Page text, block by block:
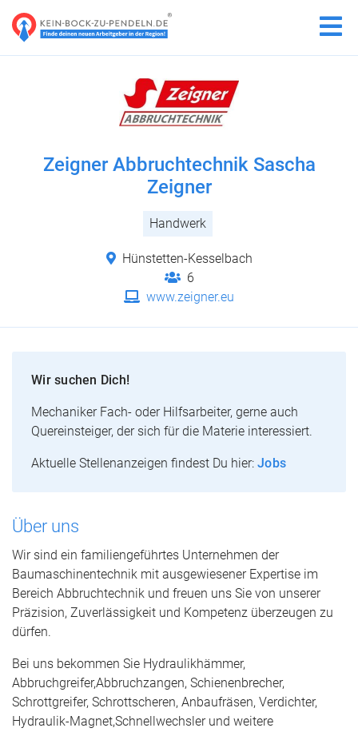
Zeigner Abbruchtechnik Sascha
Zeigner
Handwerk
Hünstetten-Kesselbach
6
www.zeigner.eu
Wir suchen Dich!
Mechaniker Fach- oder Hilfsarbeiter, gerne auch
Quereinsteiger, der sich für die Materie interessiert.
Aktuelle Stellenanzeigen findest Du hier: Jobs
Über uns
Wir sind ein familiengeführtes Unternehmen der
Baumaschinentechnik mit ausgewiesener Expertise im
Bereich Abbruchtechnik und freuen uns Sie von unserer
Präzision, Zuverlässigkeit und Kompetenz überzeugen zu
dürfen.
Bei uns bekommen Sie Hydraulikhämmer,
Abbruchgreifer,Abbruchzangen, Schienenbrecher,
Schrottgreifer, Schrottscheren, Anbaufräsen, Verdichter,
Hydraulik-Magnet,Schnellwechsler und weitere